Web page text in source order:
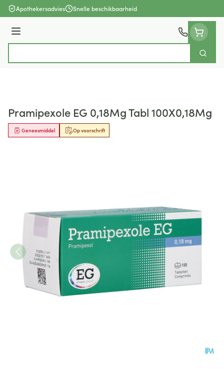
Ga naar de inhoud
Apothekersadvies Snelle beschikbaarheid
Menu
Zoek
Pramipexole EG 0,18Mg Tabl 100X0,18Mg
Op voorschrift
Geneesmiddel